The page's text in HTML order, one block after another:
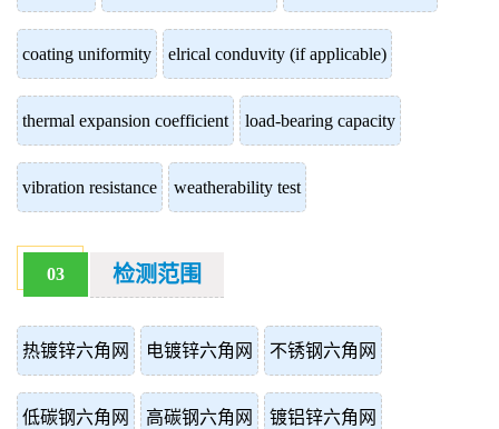
coating uniformity elrical conduvity (if applicable)
thermal expansion coefficient load-bearing capacity
vibration resistance weatherability test
03 检测范围
热镀锌六角网 电镀锌六角网 不锈钢六角网
低碳钢六角网 高碳钢六角网 镀铝锌六角网